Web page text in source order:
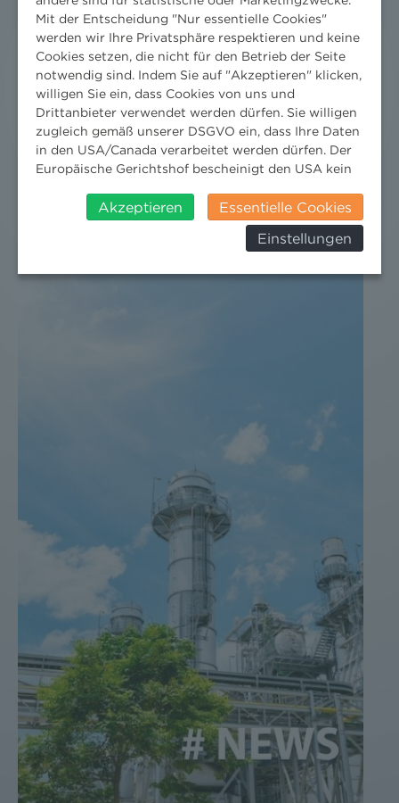
DER NEWS ALERT JUNI 2026 IST DA!
18. Juni 2026
Jetzt die neuesten Rechts-Updates holen.
Mit der Entscheidung "Nur essentielle Cookies"
werden wir Ihre Privatsphäre respektieren und keine
Cookies setzen, die nicht für den Betrieb der Seite
notwendig sind. Indem Sie auf "Akzeptieren" klicken,
willigen Sie ein, dass Cookies von uns und
Drittanbieter verwendet werden dürfen. Sie willigen
zugleich gemäß unserer DSGVO ein, dass Ihre Daten
in den USA/Canada verarbeitet werden dürfen. Der
Europäische Gerichtshof bescheinigt den USA kein
insbesondere das Risiko, dass ihre Daten durch US-
Behörden, zu Kontroll- und zu
Überwachungszwecken, verarbeitet werden und
werden können. Zudem finden Sie am
Akzeptieren
Essentielle Cookies
Einstellungen